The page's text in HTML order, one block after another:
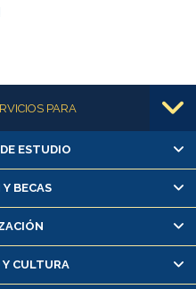
PARA
os
línea
de asignaturas
de notas
y dental
ESTUDIO
BECAS
CULTURA